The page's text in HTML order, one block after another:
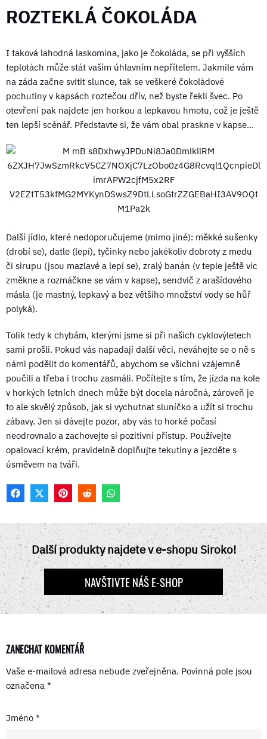
ROZTEKLÁ ČOKOLÁDA
I taková lahodná laskomina, jako je čokoláda, se při vyšších
teplotách může stát vaším úhlavním nepřítelem. Jakmile vám
na záda začne svítit slunce, tak se veškeré čokoládové
pochutiny v kapsách roztečou dřív, než byste řekli švec. Po
otevření pak najdete jen horkou a lepkavou hmotu, což je ještě
ten lepší scénář. Představte si, že vám obal praskne v kapse…
Další jídlo, které nedoporučujeme (mimo jiné): měkké sušenky
(drobí se), datle (lepí), tyčinky nebo jakékoliv dobroty z medu
či sirupu (jsou mazlavé a lepí se), zralý banán (v teple ještě víc
změkne a rozmáčkne se vám v kapse), sendvič z arašídového
másla (je mastný, lepkavý a bez většího množství vody se hůř
polyká).
Tolik tedy k chybám, kterými jsme si při našich cyklovýletech
sami prošli. Pokud vás napadají další věci, neváhejte se o ně s
námi podělit do komentářů, abychom se všichni vzájemně
poučili a třeba i trochu zasmáli. Počítejte s tím, že jízda na kole
v horkých letních dnech může být docela náročná, zároveň je
to ale skvělý způsob, jak si vychutnat sluníčko a užít si trochu
zábavy. Jen si dávejte pozor, aby vás to horké počasí
neodrovnalo a zachovejte si pozitivní přístup. Používejte
opalovací krém, pravidelně doplňujte tekutiny a jezděte s
úsměvem na tváři.
F
E
B
O
O
K
W
I
T
T
E
R
P
T
E
R
E
S
R
D
I
T
T
S
A
P
P
Další produkty najdete v e-shopu Siroko!
NAVŠTIVTE NÁŠ E-SHOP
ZANECHAT KOMENTÁŘ
Vaše e-mailová adresa nebude zveřejněna. Povinná pole jsou
označena *
Jméno *